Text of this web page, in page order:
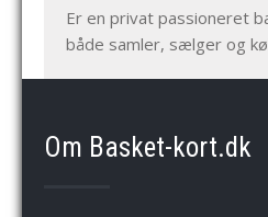
Er en privat passioneret
både samler, sælger og
Om Basket-kort.dk